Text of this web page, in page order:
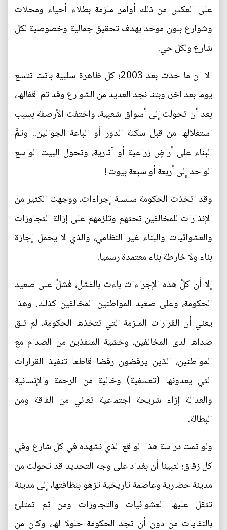
على العكس من ذلك أوامر ملزمة بطلاء أحياء ومحلات
وشوارع بلون موحد بهدف تحقيق جمالية وخصوصية لكل
شارع ولكل حي.
الا ان ما حدث بعد 2003؛ كل ظاهرة سلبية باتت تتسع
يوما بعد اخر، وبتنا نجد العديد من الشوارع وقد تم اقفالها،
بعد أن تحولت إلى أسواق شعبية، واختفت الأرصفة بسبب
استغلالها من قبل سكنة الدور أو الباعة الجوالين.. وتمَّ
البناء على أراضٍ زراعية أو آثارية، وتحول البيت الواسع
الواحد إلى أربعة أو سبعة بيوت !
وقد اتخذت الحكومة سلسلة إجراءات، ووجهت الكثير من
الإنذارات للمخالفين تحثهم وتلزمهم على إزالة التجاوزات
والعشوائيات والبناء غير النظامي، والذي لا يحمل إجازة
بناء ولا خارطة بناء معتمدة رسميا.
إلا أن كلَّ هذه الإجراءات باءت بالفشل، فشلٌ على صعيد
الحكومة، وعلى صعيد المواطنين المخالفين كذلك. وهذا
يعني أن القرارات الملزمة التي تتخذها الحكومة، لم تلق
صداها لدى المخالفين، وخشية المنفذين من الصدام مع
المواطنين، الذين يرفضون رفضا قاطعا تنفيذ القرارات
التي يعدونها (تعسفية) وخالية من الرحمة والإنسانية
والعدالة إزاء شريحة اجتماعية تعاني من الفاقة ومن
البطالة.
ولو تمت دراسة هذا الواقع الذي نشهده في كل شارع وفي
كل زقاق؛ لتبينا أن بغداد على وجه التحديد قد تحولت من
مدينة حضارية وعاصمة تاريخية تزهو بنظافتها، إلى مدينة
تثقل عليها العشوائيات والتجاوزات ومن ثم تمتلئ
بالنفايات من دون أن تجد الحكومة حلولا لها، وكان من